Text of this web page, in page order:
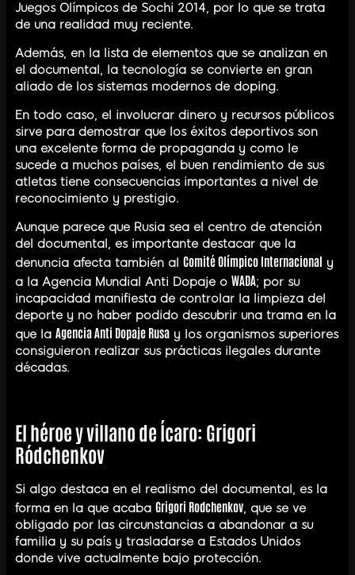
Juegos Olímpicos de Sochi 2014, por lo que se trata
de una realidad muy reciente.
Además, en la lista de elementos que se analizan en
el documental, la tecnología se convierte en gran
aliado de los sistemas modernos de doping.
En todo caso, el involucrar dinero y recursos públicos
sirve para demostrar que los éxitos deportivos son
una excelente forma de propaganda y como le
sucede a muchos países, el buen rendimiento de sus
atletas tiene consecuencias importantes a nivel de
reconocimiento y prestigio.
Aunque parece que Rusia sea el centro de atención
del documental, es importante destacar que la
denuncia afecta también al Comité Olímpico Internacional y
a la Agencia Mundial Anti Dopaje o WADA; por su
incapacidad manifiesta de controlar la limpieza del
deporte y no haber podido descubrir una trama en la
que la Agencia Anti Dopaje Rusa y los organismos superiores
consiguieron realizar sus prácticas ilegales durante
décadas.
El héroe y villano de Ícaro: Grigori
Ródchenkov
Si algo destaca en el realismo del documental, es la
forma en la que acaba Grigori Rodchenkov, que se ve
obligado por las circunstancias a abandonar a su
familia y su país y trasladarse a Estados Unidos
donde vive actualmente bajo protección.